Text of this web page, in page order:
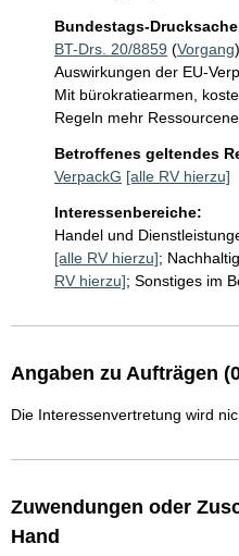
Bundestags-
BT-Drs. 20/8859 (Vorgang)
Auswirkungen der EU-
Mit bürokratiearmen,
Regeln mehr
Betroffenes geltendes
VerpackG [alle RV hierzu]
Interessenbereiche:
Handel und
[alle RV hierzu];
RV hierzu]; Sonstiges im
Angaben zu Aufträgen
Die Interessenvertretung wird
Zuwendungen oder
Hand